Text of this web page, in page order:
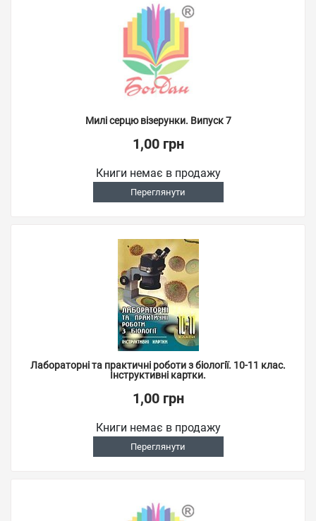
Милі серцю візерунки. Випуск 7
1,00 грн
Книги немає в продажу
Переглянути
Лабораторні та практичні роботи з біології. 10-11 клас.
Інструктивні картки.
1,00 грн
Книги немає в продажу
Переглянути